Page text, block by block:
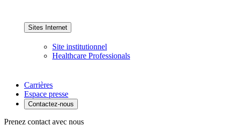
Sites Internet
Site institutionnel
Healthcare Professionals
Carrières
Espace presse
Contactez-nous
Prenez contact avec nous